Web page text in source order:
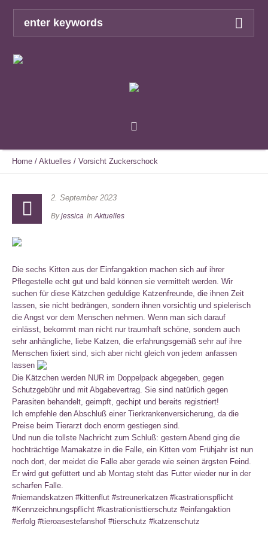
Home / Aktuelles / Vorsicht Zuckerschock
2. September 2023
Byjessica In Aktuelles
Die sechs Kitten aus der Einfangaktion machen sich auf ihrer
Pflegestelle echt gut und bald können sie vermittelt werden. Wir
suchen für diese Kätzchen geduldige Katzenfreunde, die ihnen Zeit
lassen, sie nicht bedrängen, sondern ihnen vorsichtig und spielerisch
die Angst vor dem Menschen nehmen. Wenn man sich darauf
einlässt, bekommt man nicht nur traumhaft schöne, sondern auch
sehr anhängliche, liebe Katzen, die erfahrungsgemäß sehr auf ihre
Menschen fixiert sind, sich aber nicht gleich von jedem anfassen
lassen
Die Kätzchen werden NUR im Doppelpack abgegeben, gegen
Schutzgebühr und mit Abgabevertrag. Sie sind natürlich gegen
Parasiten behandelt, geimpft, gechipt und bereits registriert!
Ich empfehle den Abschluß einer Tierkrankenversicherung, da die
Preise beim Tierarzt doch enorm gestiegen sind.
Und nun die tollste Nachricht zum Schluß: gestern Abend ging die
hochträchtige Mamakatze in die Falle, ein Kitten vom Frühjahr ist nun
noch dort, der meidet die Falle aber gerade wie seinen ärgsten Feind.
Er wird gut gefüttert und ab Montag steht das Futter wieder nur in der
scharfen Falle.
#niemandskatzen #kittenflut #streunerkatzen #kastrationspflicht
#Kennzeichnungspflicht #kastrationisttierschutz #einfangaktion
#erfolg #tieroasestefanshof #tierschutz #katzenschutz